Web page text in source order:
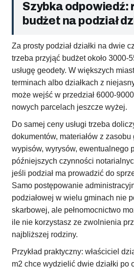
Szybka odpowiedź:
budżet na podział
Za prosty podział działki na dwie
trzeba przyjąć budżet około 3000-
usługę geodety. W większych
terminach albo działkach z
może wejść w przedział 6000-
nowych parcelach jeszcze wyżej.
Do samej ceny usługi trzeba
dokumentów, materiałów z
wypisów, wyrysów, ewentualnego
późniejszych czynności
jeśli podział ma prowadzić do
Samo postępowanie
podziałowej w wielu gminach nie
skarbowej, ale pełnomocnictwo
ile nie korzystasz ze zwolnienia
najbliższej rodziny.
Przykład praktyczny: właściciel
m2 chce wydzielić dwie działki po